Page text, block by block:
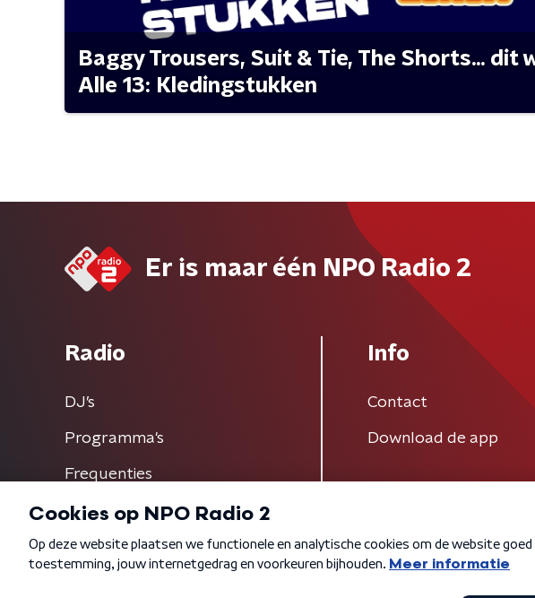
Baggy Trousers, Suit & Tie, The Shorts... dit
Alle 13: Kledingstukken
Er is maar één NPO Radio 2
Radio
DJ’s
Programma's
Frequenties
Info
Contact
Download de app
Algemene voorwaarden Privacybeleid